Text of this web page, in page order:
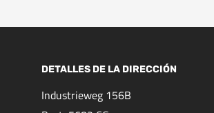
DETALLES DE LA DIRECCIÓN
Industrieweg 156B